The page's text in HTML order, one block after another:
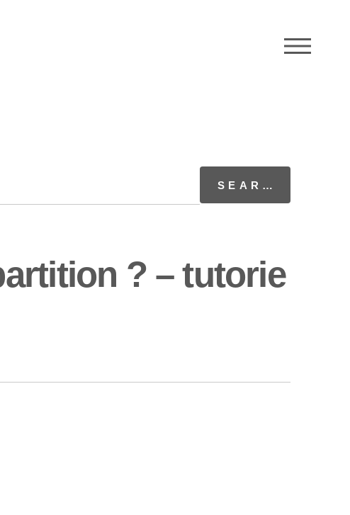
? – tutorie